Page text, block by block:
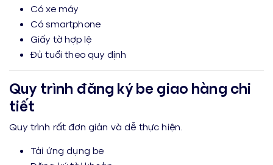
Có xe máy
Có smartphone
Giấy tờ hợp lệ
Đủ tuổi theo quy định
Quy trình đăng ký be giao hàng chi
tiết
Quy trình rất đơn giản và dễ thực hiện.
Tải ứng dụng be